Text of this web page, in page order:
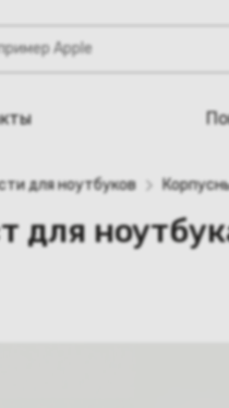
HP Envy M6-1000
для ноутбуков
для